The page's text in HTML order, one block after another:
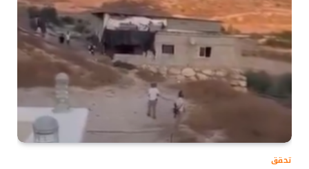
تحقق